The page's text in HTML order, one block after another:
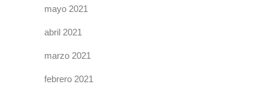
mayo 2021
abril 2021
marzo 2021
febrero 2021